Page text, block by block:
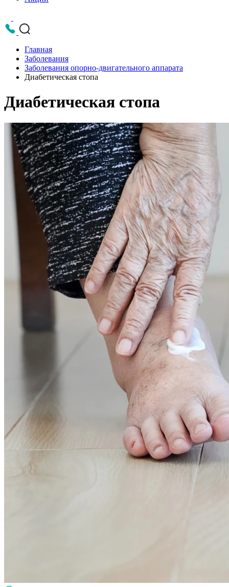
Главная
Заболевания
Заболевания опорно-двигательного аппарата
Диабетическая стопа
Диабетическая стопа